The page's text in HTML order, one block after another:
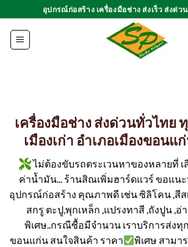
ไป
เนื้อหา
อุปกรณ์ก่อสร้าง เครื่องมือช่าง ส่งเร็ว ส่งด่ว
เครื่องมือช่าง ส่งด่วนทั่วไทย
เมืองเก่า อำเภอเมืองขอน
ไม่ต้องขับรถตระเวนหาของหลายที่ เ
ค่าน้ำมัน... ร้านสิณเพิ่มฮาร์ดแวร์ ขอแน
อุปกรณ์ก่อสร้าง คุณภาพดี เช่น ซิลิโคน ,สีส
สกรู ตะปู,พุกเหล็ก ,แปรงทาสี ,ถังปูน ,อ่
พิเศษ..กรณีซื้อมีจำนวน เราบริการส่ง
ขอนแก่น สนใจสินค้า ราคา
พิเศษ สามา